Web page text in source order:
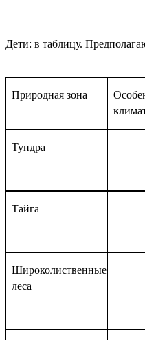
Дети: в таблицу.
Природная зона
Тундра
Тайга
Широколиственные
леса